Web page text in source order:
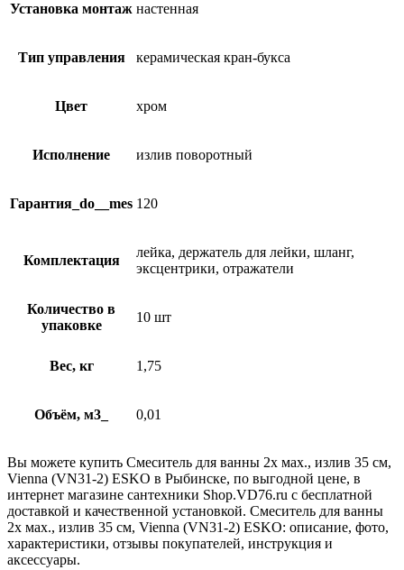
Установка монтаж настенная
Тип управления керамическая кран-букса
Цвет хром
Исполнение излив поворотный
Гарантия_do__mes 120
Комплектация
лейка, держатель для лейки, шланг,
эксцентрики, отражатели
Количество в
упаковке
10 шт
Вес, кг 1,75
Объём, м3_ 0,01
Вы можете купить Смеситель для ванны 2х мах., излив 35 см,
Vienna (VN31-2) ESKO в Рыбинске, по выгодной цене, в
интернет магазине сантехники Shop.VD76.ru с бесплатной
доставкой и качественной установкой. Смеситель для ванны
2х мах., излив 35 см, Vienna (VN31-2) ESKO: описание, фото,
характеристики, отзывы покупателей, инструкция и
аксессуары.